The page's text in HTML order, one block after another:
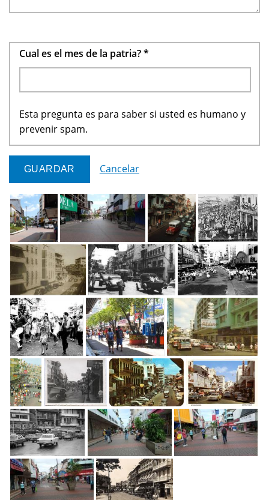
Cual es el mes de la patria?*
Esta pregunta es para saber si usted es humano y
prevenir spam.
Cancelar